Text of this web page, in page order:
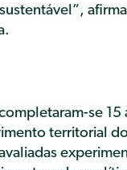
se
territorial